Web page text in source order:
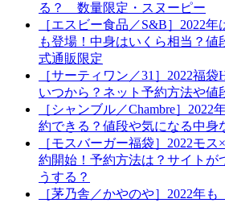
る？ 数量限定・スヌーピー
［エスビー食品／S&B］2022
も登場！中身はいくら相当？
式通販限定
［サーティワン／31］2022福
いつから？ネット予約方法や値
［シャンブル／Chambre］
約できる？値段や気になる中身
［モスバーガー福袋］2022モ
約開始！予約方法は？サイトが
うする？
［茅乃舎／かやのや］2022年